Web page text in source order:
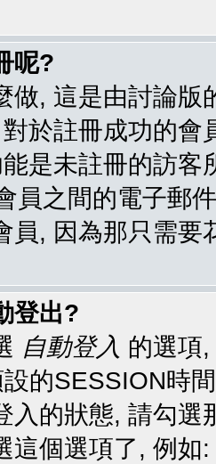
呢?
做, 這是由討論
於註冊成功的
是未註冊的訪
員之間的電子郵
員, 因為那只需要
登出?
自動登入 的選項
的SESSION時
入的狀態, 請勾
這個選項了, 例